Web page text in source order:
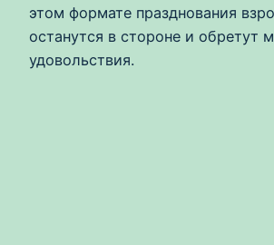
этом формате празднования
останутся в стороне и обретут
удовольствия.